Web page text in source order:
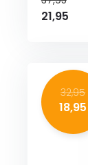
21,95
32,95
18,95